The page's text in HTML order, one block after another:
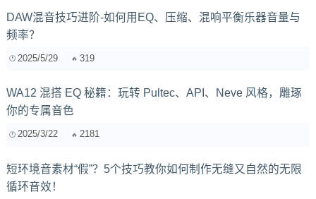
DAW混音技巧进阶-如何用EQ、压缩、混响平衡乐器音量与
频率？
2025/5/29 319
WA12 混搭 EQ 秘籍：玩转 Pultec、API、Neve 风格，雕琢
你的专属音色
2025/3/22 2181
短环境音素材“假”？5个技巧教你如何制作无缝又自然的无限
循环音效！